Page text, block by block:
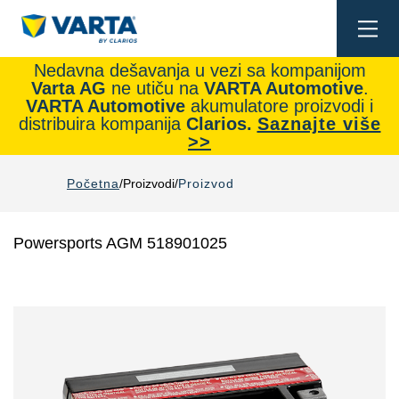
Nedavna dešavanja u vezi sa kompanijom
Varta AG ne utiču na VARTA Automotive.
VARTA Automotive akumulatore proizvodi i
distribuira kompanija Clarios. Saznajte više
>>
Početna Proizvodi Proizvod
Powersports AGM 518901025